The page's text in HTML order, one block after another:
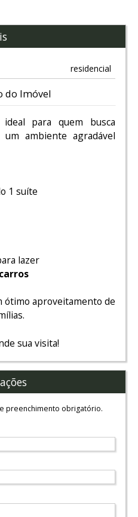
residencial
do Imóvel
ideal para quem busca
ambiente agradável
1 suíte
lazer
ótimo aproveitamento de
sua visita!
preenchimento obrigatório.